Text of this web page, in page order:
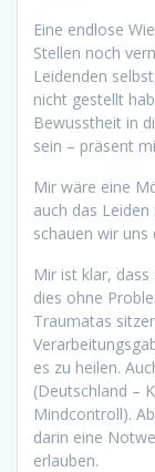
Eine endlose
Stellen noch
Leidenden
nicht gestellt
Bewusstheit in
sein – präsent
Mir wäre eine
auch das
schauen wir uns
Mir ist klar,
dies ohne
Traumatas
es zu heilen.
(Deutschland –
Mindcontroll).
darin eine
erlauben.